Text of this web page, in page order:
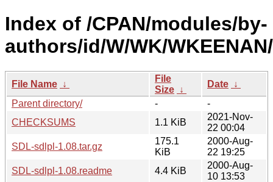
Index of /CPAN/modules/by-
authors/id/W/WK/WKEENAN/
File Name ↓
File
Size ↓
Date ↓
Parent directory/
-
-
CHECKSUMS
1.1 KiB
2021-Nov-
22 00:04
SDL-sdlpl-1.08.tar.gz
175.1
KiB
2000-Aug-
22 19:25
SDL-sdlpl-1.08.readme
4.4 KiB
2000-Aug-
10 13:53